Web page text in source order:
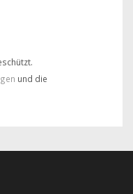
und die